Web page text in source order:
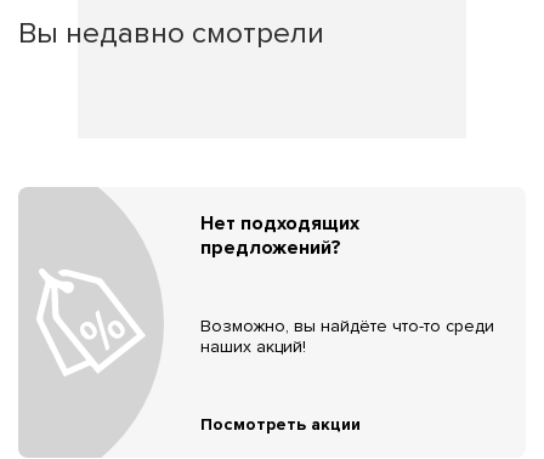
Вы недавно смотрели
Нет подходящих
предложений?
Возможно, вы найдёте что-то среди
наших акций!
Посмотреть акции